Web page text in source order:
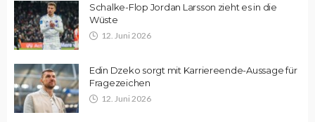
Schalke-Flop Jordan Larsson zieht es in die
Wüste
12. Juni 2026
Edin Dzeko sorgt mit Karriereende-Aussage für
Fragezeichen
12. Juni 2026